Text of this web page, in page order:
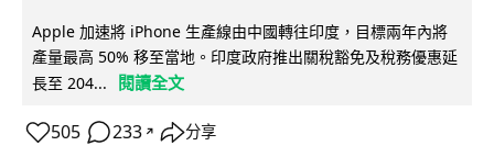
Apple 加速將 iPhone 生產線由中國轉往印度，目標兩年內將
產量最高 50% 移至當地。印度政府推出關稅豁免及稅務優惠延
長至 204...
閱讀全文
505 233 ↗ 分享